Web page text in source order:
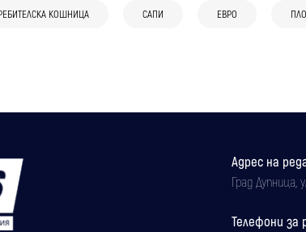
КОШНИЦА САПИ ЕВРО
“Преображенски
с
300 000 души
Пътят до морето
Адрес на
Град Дупница,
Телефони за